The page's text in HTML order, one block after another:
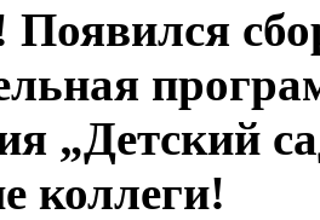
„Детский
коллеги!